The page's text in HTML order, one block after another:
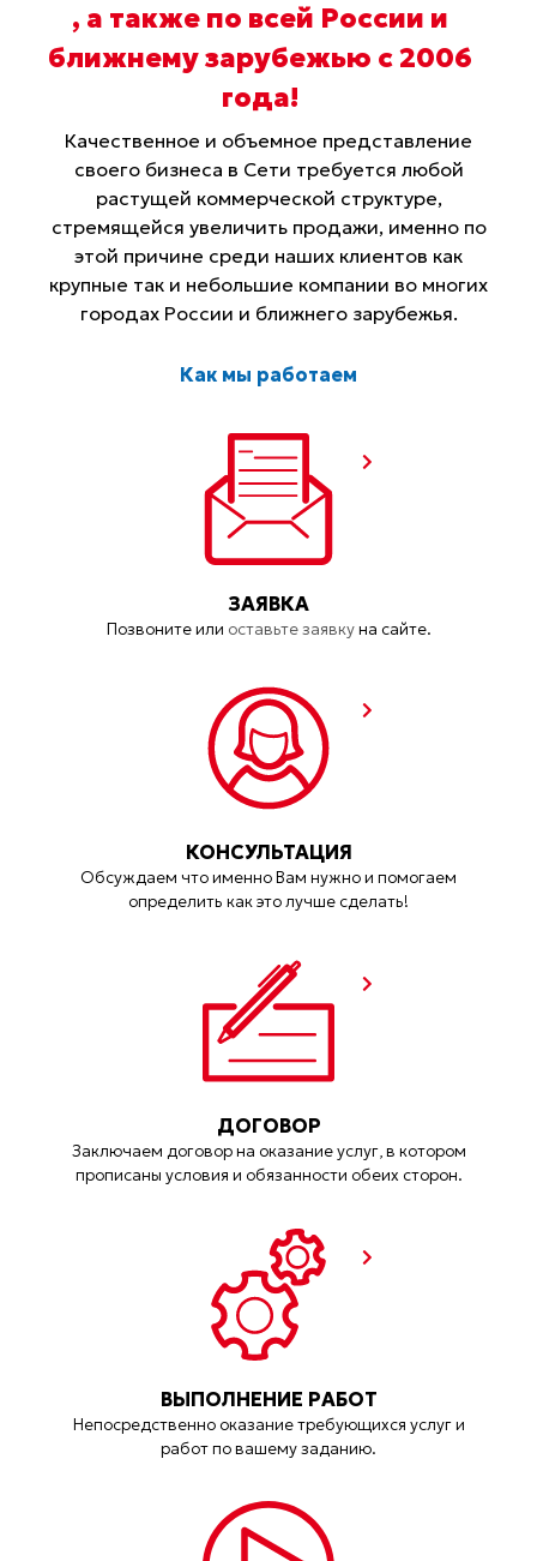
, а также по всей России и
ближнему зарубежью с 2006
года!
Качественное и объемное представление
своего бизнеса в Сети требуется любой
растущей коммерческой структуре,
стремящейся увеличить продажи, именно по
этой причине среди наших клиентов как
крупные так и небольшие компании во многих
городах России и ближнего зарубежья.
Как мы работаем
ЗАЯВКА
Позвоните или оставьте заявкуна сайте.
КОНСУЛЬТАЦИЯ
Обсуждаем что именно Вам нужно и помогаем
определить как это лучше сделать!
ДОГОВОР
Заключаем договор на оказание услуг, в котором
прописаны условия и обязанности обеих сторон.
ВЫПОЛНЕНИЕ РАБОТ
Непосредственно оказание требующихся услуг и
работ по вашему заданию.